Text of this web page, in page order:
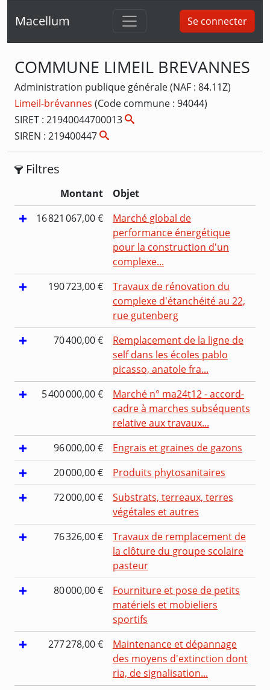
Macellum Se connecter
COMMUNE LIMEIL BREVANNES
Administration publique générale (NAF : 84.11Z)
Limeil-brévannes (Code commune : 94044)
SIRET : 21940044700013
SIREN : 219400447
Filtres
Montant
Objet
16 821 067,00 €
Marché global de
performance énergétique
pour la construction d'un
complexe...
190 723,00 €
Travaux de rénovation du
complexe d'étanchéité au 22,
rue gutenberg
70 400,00 €
Remplacement de la ligne de
self dans les écoles pablo
picasso, anatole fra...
5 400 000,00 €
Marché n° ma24t12 - accord-
cadre à marches subséquents
relative aux travaux...
96 000,00 €
Engrais et graines de gazons
20 000,00 €
Produits phytosanitaires
72 000,00 €
Substrats, terreaux, terres
végétales et autres
76 326,00 €
Travaux de remplacement de
la clôture du groupe scolaire
pasteur
80 000,00 €
Fourniture et pose de petits
matériels et mobieliers
sportifs
277 278,00 €
Maintenance et dépannage
des moyens d'extinction dont
ria, de signalisation...